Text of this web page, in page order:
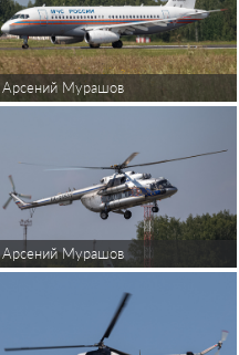
Арсений Мурашов
Арсений Мурашов